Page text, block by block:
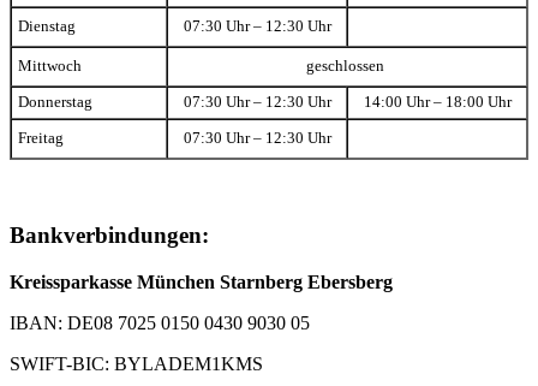
Dienstag 07:30 Uhr – 12:30 Uhr
Mittwoch geschlossen
Donnerstag 07:30 Uhr – 12:30 Uhr 14:00 Uhr – 18:00 Uhr
Freitag 07:30 Uhr – 12:30 Uhr
Bankverbindungen:
Kreissparkasse München Starnberg Ebersberg
IBAN: DE08 7025 0150 0430 9030 05
SWIFT-BIC: BYLADEM1KMS